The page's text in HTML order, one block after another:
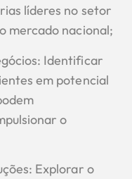
líderes no setor
mercado nacional;
Identificar
em potencial
o
Explorar o